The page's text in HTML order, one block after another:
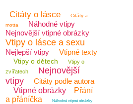
Citáty o lásce
Citáty a
motta
Náhodné vtipy
Nejnovější vtipné obrázky
Vtipy o lásce a sexu
Nejlepší vtipy Vtipné texty
Vtipy o dětech
Vtipy o
zvířatech
Nejnovější
vtipy
Citáty podle autora
Vtipné obrázky
Přání
a přáníčka
Náhodné vtipné obrázky